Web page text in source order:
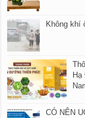
Không khí
CÓ NÊN